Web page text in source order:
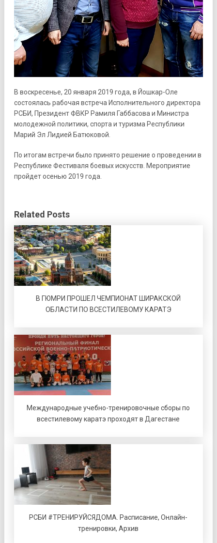
В воскресенье, 20 января 2019 года, в Йошкар-Оле
состоялась рабочая встреча Исполнительного директора
РСБИ, Президент ФВКР Рамиля Габбасова и Министра
молодежной политики, спорта и туризма Республики
Марий Эл Лидией Батюковой.
По итогам встречи было принято решение о проведении в
Республике Фестиваля боевых искусств. Мероприятие
пройдет осенью 2019 года.
Related Posts
В ГЮМРИ ПРОШЕЛ ЧЕМПИОНАТ ШИРАКСКОЙ
ОБЛАСТИ ПО ВСЕСТИЛЕВОМУ КАРАТЭ
Международные учебно-тренировочные сборы по
всестилевому каратэ проходят в Дагестане
РСБИ #ТРЕНИРУЙСЯДОМА. Расписание, Онлайн-
тренировки, Архив